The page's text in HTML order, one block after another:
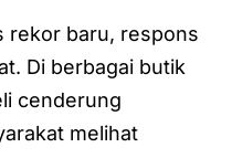
rekor baru, respons
Di berbagai butik
cenderung
melihat